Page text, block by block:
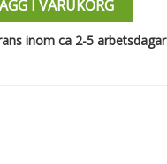
I VARUKORG
inom ca 2-5 arbetsdagar